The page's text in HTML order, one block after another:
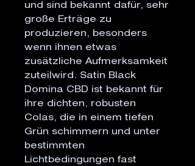
und sind bekannt dafür, sehr
große Erträge zu
produzieren, besonders
wenn ihnen etwas
zusätzliche Aufmerksamkeit
zuteilwird. Satin Black
Domina CBD ist bekannt für
ihre dichten, robusten
Colas, die in einem tiefen
Grün schimmern und unter
bestimmten
Lichtbedingungen fast